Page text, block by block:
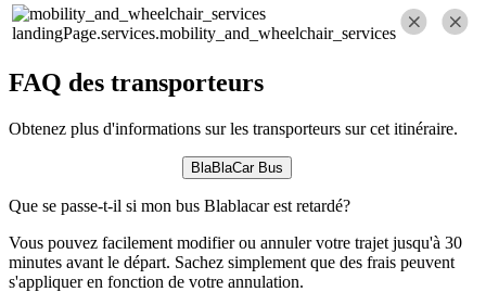
landingPage.services.mobility_and_wheelchair_services
FAQ des transporteurs
Obtenez plus d'informations sur les transporteurs sur cet itinéraire.
BlaBlaCar Bus
Que se passe-t-il si mon bus Blablacar est retardé?
Vous pouvez facilement modifier ou annuler votre trajet jusqu'à 30
minutes avant le départ. Sachez simplement que des frais peuvent
s'appliquer en fonction de votre annulation.